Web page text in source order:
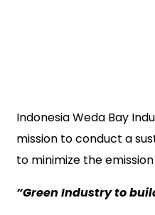
Indonesia Weda Bay
mission to conduct a
to minimize the
“Green Industry to